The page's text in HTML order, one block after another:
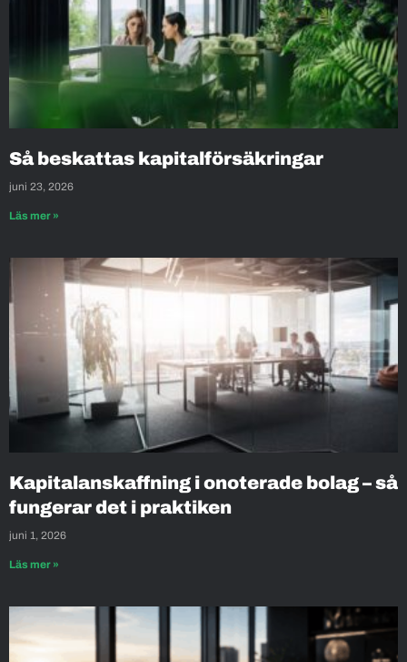
Så beskattas kapitalförsäkringar
juni 23, 2026
Läs mer »
Kapitalanskaffning i onoterade bolag – så
fungerar det i praktiken
juni 1, 2026
Läs mer »